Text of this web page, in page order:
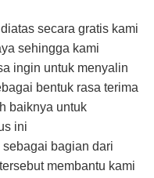
secara gratis kami
sehingga kami
ingin untuk menyalin
bentuk rasa terima
baiknya untuk
ini
sebagai bagian dari
membantu kami